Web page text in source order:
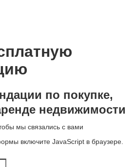
по покупке,
недвижимости
мы связались с вами
включите JavaScript в браузере.